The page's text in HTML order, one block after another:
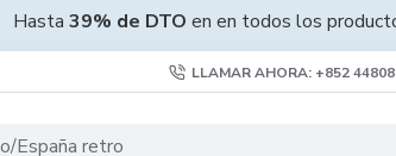
Hasta 39% de DTO en en todos los
LLAMAR AHORA: +852